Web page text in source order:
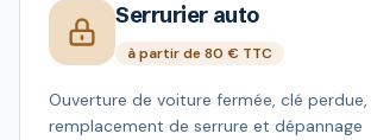
Serrurier auto
à partir de 80 € TTC
Ouverture de voiture fermée, clé perdue,
remplacement de serrure et dépannage